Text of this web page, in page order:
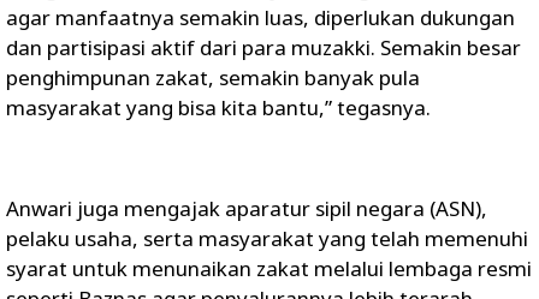
agar manfaatnya semakin luas, diperlukan dukungan
dan partisipasi aktif dari para muzakki. Semakin besar
penghimpunan zakat, semakin banyak pula
masyarakat yang bisa kita bantu,” tegasnya.
Anwari juga mengajak aparatur sipil negara (ASN),
pelaku usaha, serta masyarakat yang telah memenuhi
syarat untuk menunaikan zakat melalui lembaga resmi